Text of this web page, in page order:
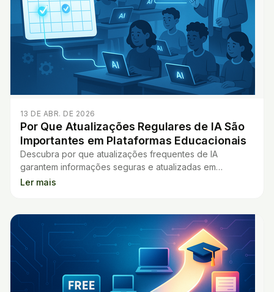
13 DE ABR. DE 2026
Por Que Atualizações Regulares de IA São
Importantes em Plataformas Educacionais
Descubra por que atualizações frequentes de IA
garantem informações seguras e atualizadas em
plataformas educacionais para professores e alunos.
Ler mais